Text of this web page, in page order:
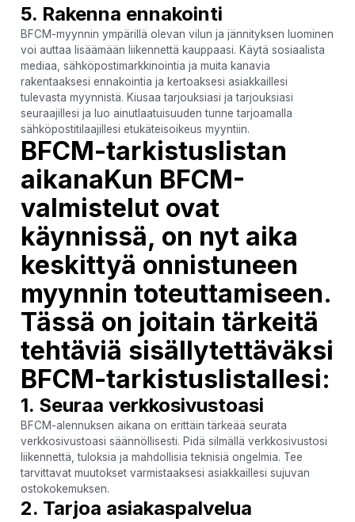
5. Rakenna ennakointi
BFCM-myynnin ympärillä olevan vilun ja jännityksen luominen
voi auttaa lisäämään liikennettä kauppaasi. Käytä sosiaalista
mediaa, sähköpostimarkkinointia ja muita kanavia
rakentaaksesi ennakointia ja kertoaksesi asiakkaillesi
tulevasta myynnistä. Kiusaa tarjouksiasi ja tarjouksiasi
seuraajillesi ja luo ainutlaatuisuuden tunne tarjoamalla
sähköpostitilaajillesi etukäteisoikeus myyntiin.
BFCM-tarkistuslistan
aikanaKun BFCM-
valmistelut ovat
käynnissä, on nyt aika
keskittyä onnistuneen
myynnin toteuttamiseen.
Tässä on joitain tärkeitä
tehtäviä sisällytettäväksi
BFCM-tarkistuslistallesi:
1. Seuraa verkkosivustoasi
BFCM-alennuksen aikana on erittäin tärkeää seurata
verkkosivustoasi säännöllisesti. Pidä silmällä verkkosivustosi
liikennettä, tuloksia ja mahdollisia teknisiä ongelmia. Tee
tarvittavat muutokset varmistaaksesi asiakkaillesi sujuvan
ostokokemuksen.
2. Tarjoa asiakaspalvelua